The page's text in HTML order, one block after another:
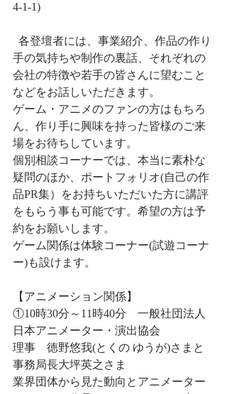
4-1-1)
各登壇者には、事業紹介、作品の作り
手の気持ちや制作の裏話、それぞれの
会社の特徴や若手の皆さんに望むこと
などをお話しいただきます。
ゲーム・アニメのファンの方はもちろ
ん、作り手に興味を持った皆様のご来
場をお待ちしています。
個別相談コーナーでは、本当に素朴な
疑問のほか、ポートフォリオ(自己の作
品PR集）をお持ちいただいた方に講評
をもらう事も可能です。希望の方は予
約をお願いします。
ゲーム関係は体験コーナー(試遊コーナ
ー)も設けます。
【アニメーション関係】
①10時30分～11時40分　一般社団法人
日本アニメーター・演出協会
理事　徳野悠我(とくの ゆうが)さまと
事務局長大坪英之さま
業界団体から見た動向とアニメーター